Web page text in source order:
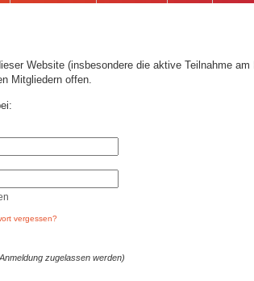
Website (insbesondere die aktive Teilnahme am
Mitgliedern offen.
vergessen?
zugelassen werden)